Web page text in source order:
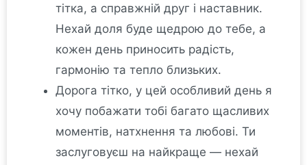
тітка, а справжній друг і наставник.
Нехай доля буде щедрою до тебе, а
кожен день приносить радість,
гармонію та тепло близьких.
Дорога тітко, у цей особливий день я
хочу побажати тобі багато щасливих
моментів, натхнення та любові. Ти
заслуговуєш на найкраще — нехай